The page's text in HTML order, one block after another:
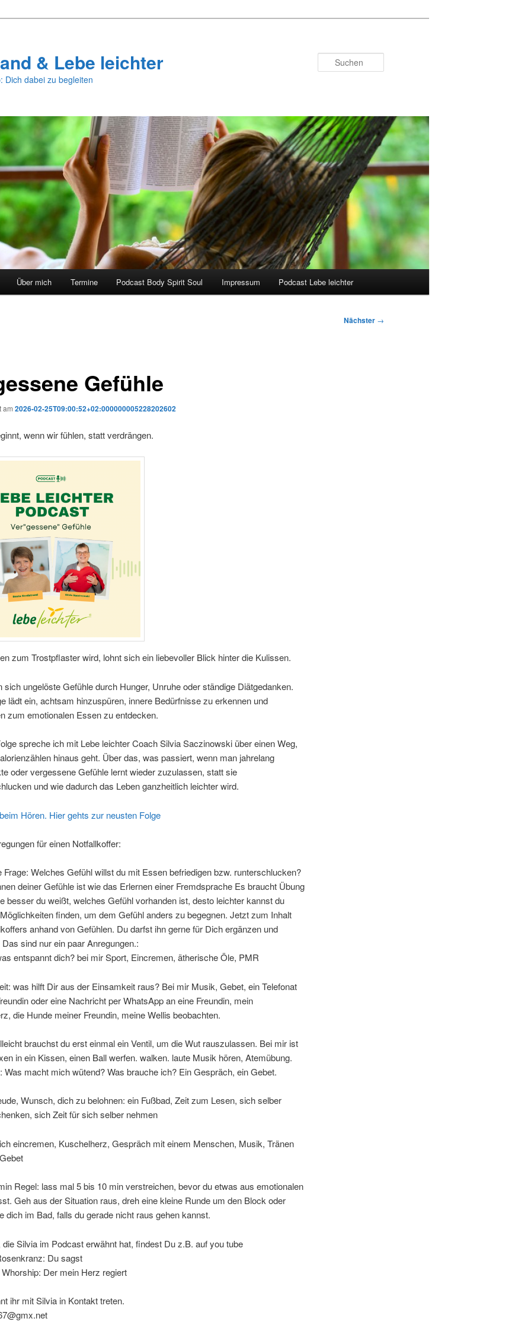
& Lebe leichter
Dich dabei zu begleiten
Über mich Termine Podcast Body Spirit Soul Impressum Podcast Lebe leichter
Nächster →
Gefühle
am 2026-02-25T09:00:52+02:000000005228202602
wenn wir fühlen, statt verdrängen.
zum Trostpflaster wird, lohnt sich ein liebevoller Blick hinter die Kulissen.
sich ungelöste Gefühle durch Hunger, Unruhe oder ständige Diätgedanken.
lädt ein, achtsam hinzuspüren, innere Bedürfnisse zu erkennen und
zum emotionalen Essen zu entdecken.
spreche ich mit Lebe leichter Coach Silvia Saczinowski über einen Weg,
hinaus geht. Über das, was passiert, wenn man jahrelang
oder vergessene Gefühle lernt wieder zuzulassen, statt sie
und wie dadurch das Leben ganzheitlich leichter wird.
Hören. Hier gehts zur neusten Folge
für einen Notfallkoffer:
Frage: Welches Gefühl willst du mit Essen befriedigen bzw. runterschlucken?
deiner Gefühle ist wie das Erlernen einer Fremdsprache Es braucht Übung
besser du weißt, welches Gefühl vorhanden ist, desto leichter kannst du
finden, um dem Gefühl anders zu begegnen. Jetzt zum Inhalt
anhand von Gefühlen. Du darfst ihn gerne für Dich ergänzen und
sind nur ein paar Anregungen.:
entspannt dich? bei mir Sport, Eincremen, ätherische Öle, PMR
was hilft Dir aus der Einsamkeit raus? Bei mir Musik, Gebet, ein Telefonat
oder eine Nachricht per WhatsApp an eine Freundin, mein
die Hunde meiner Freundin, meine Wellis beobachten.
brauchst du erst einmal ein Ventil, um die Wut rauszulassen. Bei mir ist
in ein Kissen, einen Ball werfen. walken. laute Musik hören, Atemübung.
Was macht mich wütend? Was brauche ich? Ein Gespräch, ein Gebet.
Wunsch, dich zu belohnen: ein Fußbad, Zeit zum Lesen, sich selber
sich Zeit für sich selber nehmen
eincremen, Kuschelherz, Gespräch mit einem Menschen, Musik, Tränen
Regel: lass mal 5 bis 10 min verstreichen, bevor du etwas aus emotionalen
Geh aus der Situation raus, dreh eine kleine Runde um den Block oder
dich im Bad, falls du gerade nicht raus gehen kannst.
die Silvia im Podcast erwähnt hat, findest Du z.B. auf you tube
Du sagst
Der mein Herz regiert
ihr mit Silvia in Kontakt treten.